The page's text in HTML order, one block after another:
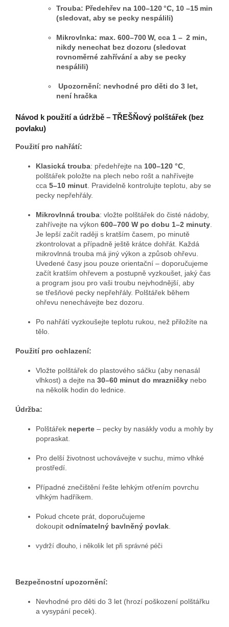
Trouba: Předehřev na 100–120 °C, 10 –15 min
(sledovat, aby se pecky nespálili)
Mikrovlnka: max. 600–700 W, cca 1 – 2 min,
nikdy nenechat bez dozoru (sledovat
rovnoměrné zahřívání a aby se pecky
nespálili)
Upozornění: nevhodné pro děti do 3 let,
není hračka
Návod k použití a údržbě – TŘEŠŇový polštářek (bez
povlaku)
Použití pro nahřátí:
Klasická trouba: předehřejte na 100–120 °C
polštářek položte na plech nebo rošt a nahřívejte
cca 5–10 minut . Pravidelně kontrolujte teplotu, aby se
pecky nepřehřály.
Mikrovlnná trouba: vložte polštářek do čisté nádoby,
zahřívejte na výkon 600–700 W po dobu 1–2 minuty
Je lepší začít raději s kratším časem, po minutě
zkontrolovat a případně ještě krátce dohřát. Každá
mikrovlnná trouba má jiný výkon a způsob ohřevu.
Uvedené časy jsou pouze orientační – doporučujeme
začít kratším ohřevem a postupně vyzkoušet, jaký čas
a program jsou pro vaši troubu nejvhodnější, aby
se třešňové pecky nepřehřály. Polštářek během
ohřevu nenechávejte bez dozoru.
Po nahřátí vyzkoušejte teplotu rukou, než přiložíte na
tělo.
Použití pro ochlazení:
Vložte polštářek do plastového sáčku (aby nenasál
vlhkost) a dejte na 30–60 minut do mrazničky nebo
na několik hodin do lednice.
Údržba:
Polštářek neperte – pecky by nasákly vodu a mohly by
popraskat.
Pro delší životnost uchovávejte v suchu, mimo vlhké
prostředí.
Případné znečištění řešte lehkým otřením povrchu
vlhkým hadříkem.
Pokud chcete prát, doporučujeme
dokoupit odnímatelný bavlněný povlak
vydrží dlouho, i několik let při správné péči
Bezpečnostní upozornění:
Nevhodné pro děti do 3 let (hrozí poškození polštářku
a vysypání pecek).